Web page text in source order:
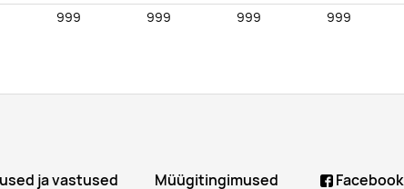
999 999 999 999
ja vastused Müügitingimused Facebook